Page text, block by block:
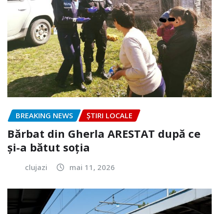
BREAKING NEWS ȘTIRI LOCALE
Bărbat din Gherla ARESTAT după ce
și-a bătut soția
clujazi mai 11, 2026